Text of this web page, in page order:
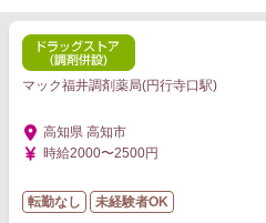
マック福井調剤薬局(円行寺口駅)
高知県 高知市
時給2000〜2500円
転勤なし 未経験者OK